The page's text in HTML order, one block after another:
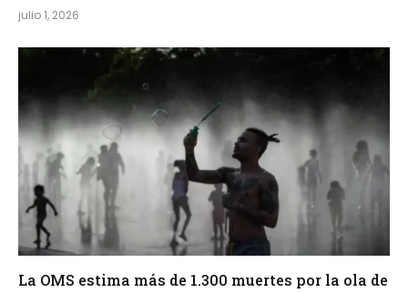
julio 1, 2026
La OMS estima más de 1.300 muertes por la ola de